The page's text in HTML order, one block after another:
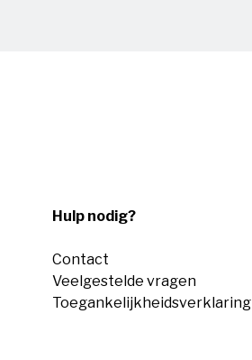
Hulp nodig?
Contact
Veelgestelde vragen
Toegankelijkheidsverklaring